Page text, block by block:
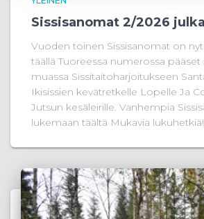
Sissisanomat 2/2026
Vuoden toinen Sissisanomat on nyt
täällä Tuoreessa numerossa
muassa Sissitaitoharjoitukseen
Ikisissien kevätretkelle Lopelle Ja
Jutsun kesäleirille. Vanhempia
lukemaan täältä Mukavia lukuhetkiä!